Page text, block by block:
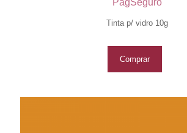
PagSeguro
Tinta p/ vidro 10g
Comprar